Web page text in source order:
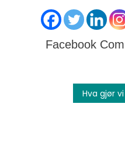
Facebook